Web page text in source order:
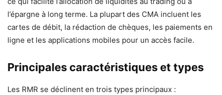
l’épargne à long terme. La plupart des CMA incluent les
cartes de débit, la rédaction de chèques, les paiements en
ligne et les applications mobiles pour un accès facile.
Principales caractéristiques et types
Les RMR se déclinent en trois types principaux :